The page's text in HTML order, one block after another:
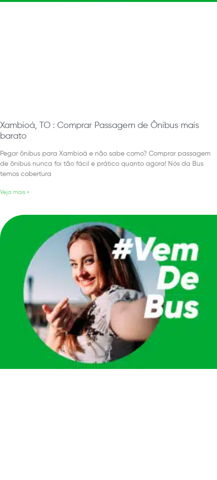
Xambioá, TO : Comprar Passagem de Ônibus mais
barato
Pegar ônibus para Xambioá e não sabe como? Comprar passagem
de ônibus nunca foi tão fácil e prático quanto agora! Nós da Bus
temos cobertura
Veja mais »